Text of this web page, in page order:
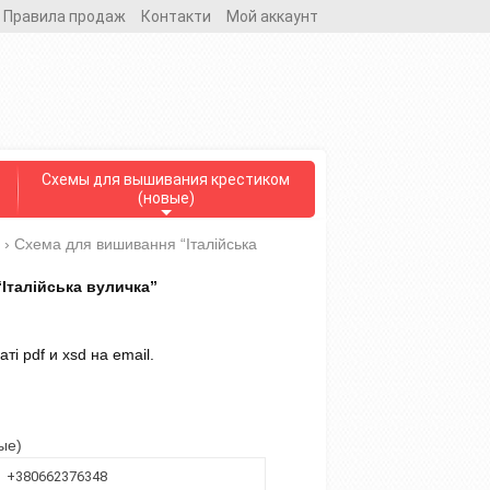
Правила продаж Контакти Мой аккаунт
Схемы для вышивания крестиком
(новые)
› Схема для вишивання “Італійська
вуличка”
pdf и xsd на email.
+380662376348